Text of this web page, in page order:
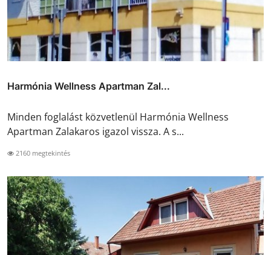
Harmónia Wellness Apartman Zal...
Minden foglalást közvetlenül Harmónia Wellness
Apartman Zalakaros igazol vissza. A s...
2160 megtekintés